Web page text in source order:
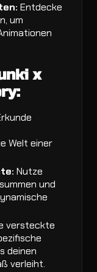
Entdecke
um
x
Welt einer
Nutze
und
versteckte
deinen
verleiht.